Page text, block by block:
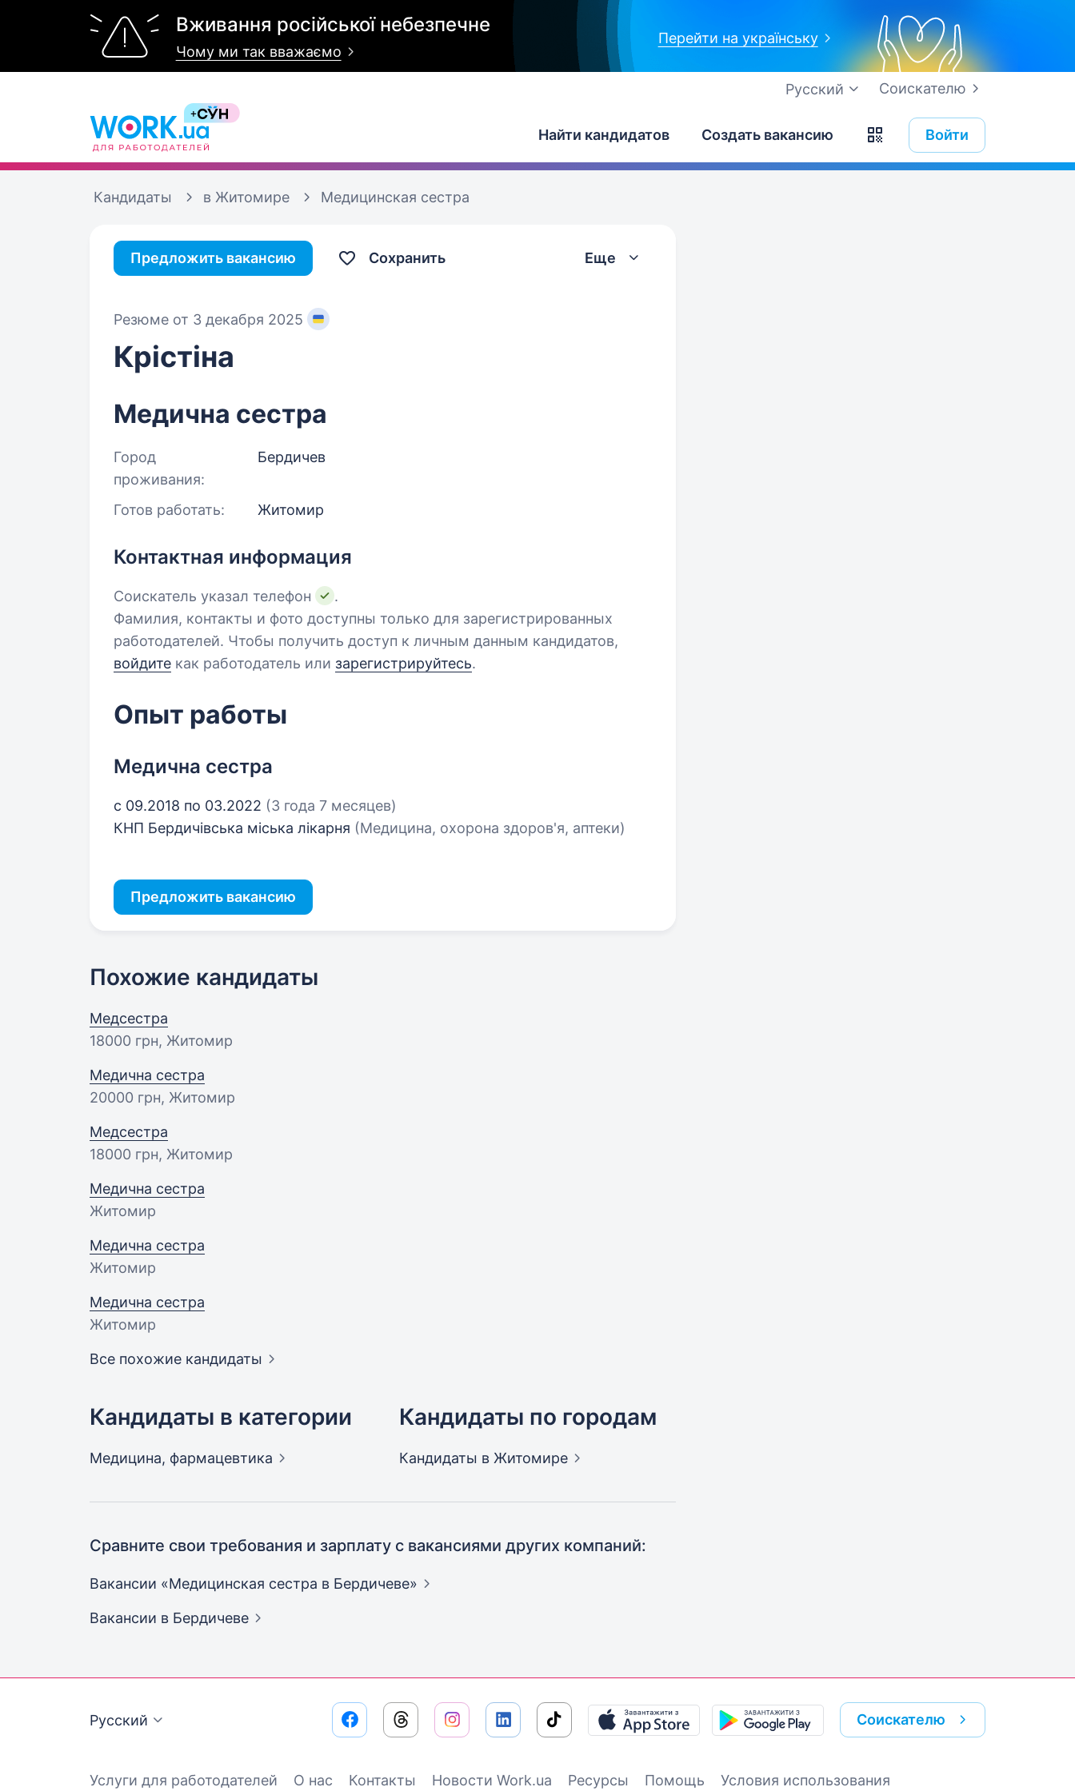
Вживання російської небезпечне
Чому ми так вважаємо
Перейти на українську
Соискателю
Русский
Найти кандидатов Создать вакансию Войти
Кандидаты в Житомире Медицинская сестра
Предложить вакансию Сохранить Еще
Резюме от 3 декабря 2025
Крістіна
Медична сестра
Город
проживания:
Бердичев
Готов работать: Житомир
Контактная информация
Соискатель указал телефон
.
Фамилия, контакты и фото доступны только для зарегистрированных
работодателей. Чтобы получить доступ к личным данным кандидатов,
войдите как работодатель или зарегистрируйтесь.
Опыт работы
Медична сестра
с 09.2018 по 03.2022 (3 года 7 месяцев)
КНП Бердичівська міська лікарня (Медицина, охорона здоров'я, аптеки)
Предложить вакансию
Похожие кандидаты
Медсестра
18000 грн, Житомир
Медична сестра
20000 грн, Житомир
Медсестра
18000 грн, Житомир
Медична сестра
Житомир
Медична сестра
Житомир
Медична сестра
Житомир
Все похожие кандидаты
Кандидаты в категории
Медицина, фармацевтика
Кандидаты по городам
Кандидаты в Житомире
Сравните свои требования и зарплату с вакансиями других компаний:
Вакансии «Медицинская сестра в Бердичеве»
Вакансии в Бердичеве
Русский Соискателю
Услуги для работодателей О нас Контакты Новости Work.ua Ресурсы Помощь Условия использования